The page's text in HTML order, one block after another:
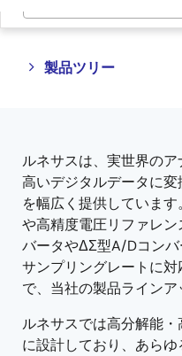
製品ツリー
Close
Open
ルネサスは、実世界の
高いデジタルデータに
を幅広く提供していま
や高精度電圧リファレ
バータやΔΣ型A/Dコンバ
サンプリングレートに
で、当社の製品ラインア
ルネサスでは高分解能
に設計しており、あら